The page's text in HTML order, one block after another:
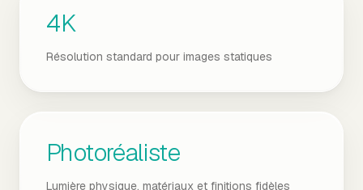
4K
Résolution standard pour images statiques
Photoréaliste
Lumière physique, matériaux et finitions fidèles